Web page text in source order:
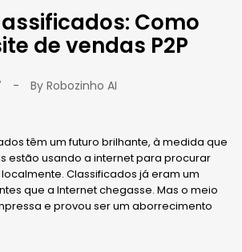
Como
de vendas P2P
- By Robozinho AI
têm um futuro brilhante, à medida que
estão usando a internet para procurar
Classificados já eram um
que a Internet chegasse. Mas o meio
e provou ser um aborrecimento